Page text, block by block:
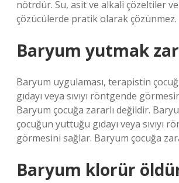
nötrdür. Su, asit ve alkali çözeltiler
çözücülerde pratik olarak çözünmez.
Baryum yutmak
Baryum uygulaması, terapistin
gıdayı veya sıvıyı röntgende
Baryum çocuğa zararlı değildir.
çocuğun yuttuğu gıdayı veya sıvıyı
görmesini sağlar. Baryum çocuğa
Baryum klorür